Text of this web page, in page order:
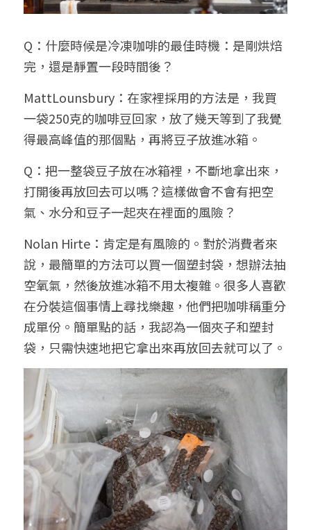
Q：什麼時候是冷凍咖啡的最佳時機：是剛烘焙
完，還是靜置一段時間後？
MattLounsbury：在家裡採用的方法是，我買
一袋250克的咖啡豆回家，放了幾天等到了我覺
得最高峰值的那個點，再將豆子放進冰箱。
Q：把一整袋豆子放在冰箱裡，不斷地拿出來，
打開後再放回去可以嗎？這樣做會不會有把空
氣、水分和豆子一起夾在裡面的風險？
Nolan Hirte：肯定是有風險的。對於消費者來
說，最簡單的方法可以買一個塑封袋，想辦法抽
空氧氣，然後放進冰箱不用太複雜。很多人喜歡
在分裝這個事情上尋找樂趣，他們把咖啡稱重分
成單份。簡單點的話，我認為一個夾子和塑封
袋，只需快速地把它拿出來再放回去就可以了。